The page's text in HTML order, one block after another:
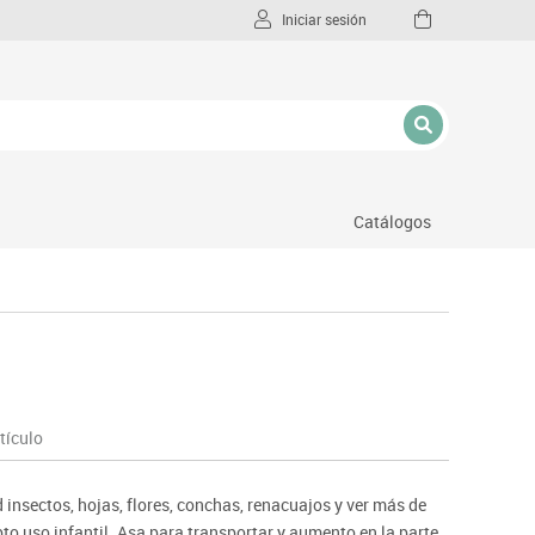
Iniciar sesión
Catálogos
hojas, flores, conchas, renacuajos y ver más de